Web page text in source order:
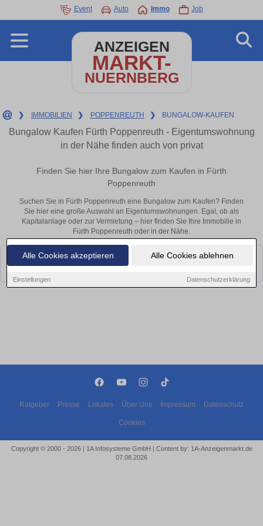
Alle Cookies akzeptieren Alle Cookies ablehnen
Einstellungen Datenschutzerklärung
Event Auto Immo Job
ANZEIGEN
MARKT-
NUERNBERG
❯ IMMOBILIEN ❯ POPPENREUTH ❯ BUNGALOW-KAUFEN
Bungalow Kaufen Fürth Poppenreuth - Eigentumswohnung
in der Nähe finden auch von privat
Finden Sie hier Ihre Bungalow zum Kaufen in Fürth
Poppenreuth
Suchen Sie in Fürth Poppenreuth eine Bungalow zum Kaufen? Finden
Sie hier eine große Auswahl an Eigentumswohnungen. Egal, ob als
Kapitalanlage oder zur Vermietung – hier finden Sie Ihre Immobilie in
Fürth Poppenreuth oder in der Nähe.
Leider konnten wir derzeit keine passenden Objekte finden. Schauen Sie
bald wieder vorbei!
Ratgeber Presse Lokales Über Uns Impressum Datenschutz
Cookies
Copyright © 2000 - 2026 | 1A Infosysteme GmbH | Content by: 1A-Anzeigenmarkt.de
07.08.2026